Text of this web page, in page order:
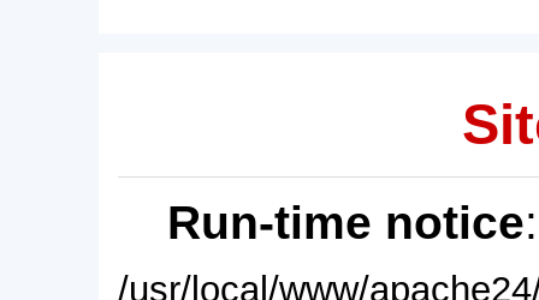
Run-time notice
/usr/local/www/